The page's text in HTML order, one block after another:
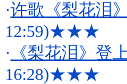
·许歌《梨花泪
12:59)★★★
· 《梨花泪》登
16:28)★★★